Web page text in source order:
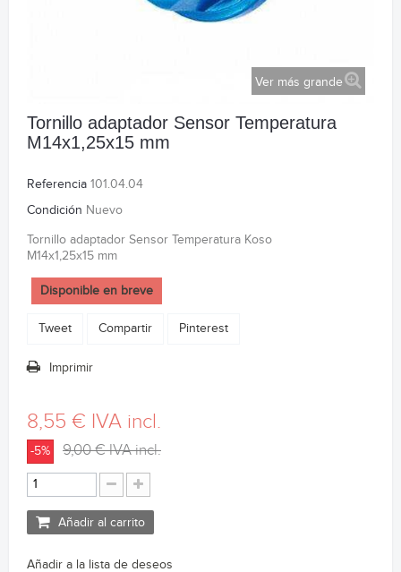
Ver más grande
Tornillo adaptador Sensor Temperatura
M14x1,25x15 mm
Referencia 101.04.04
Condición Nuevo
Tornillo adaptador Sensor Temperatura Koso
M14x1,25x15 mm
Disponible en breve
Tweet Compartir Pinterest
Imprimir
8,55 € IVA incl.
-5% 9,00 €IVA incl.
Añadir al carrito
Añadir a la lista de deseos